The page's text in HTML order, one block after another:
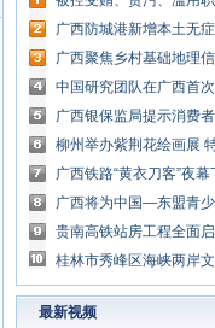
记廖锦成受审
广西防城港新增本土无
暂缓通关
广西聚焦乡村基础地理
一图”
中国研究团队在广西首
鱼龙化石
广西银保监局提示消费
柳州举办紫荆花绘画展
上
广西铁路“黄衣刀客”夜
广西将为中国—东盟青
机会和舞台
贵南高铁站房工程全面
文化特色
桂林市秀峰区海峡两岸
成立
最新视频